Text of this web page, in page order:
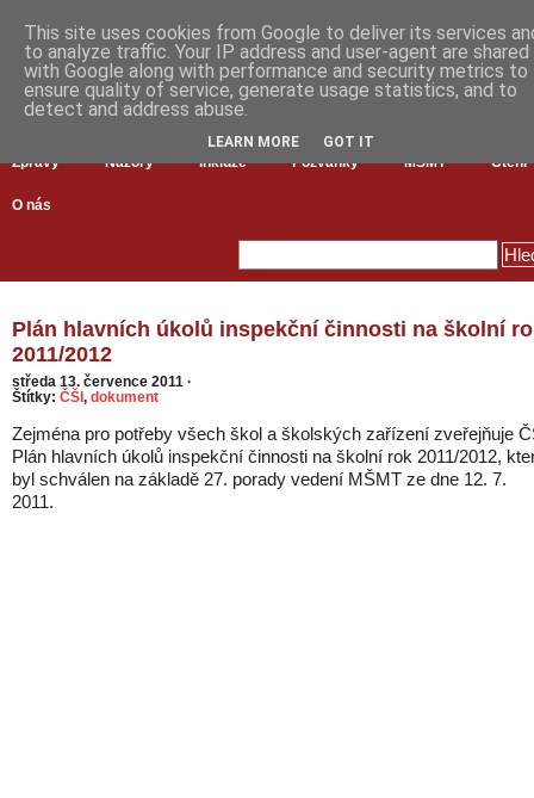
Zprávy Názory Inkluze Pozvánky MŠMT Čtení
O nás
Plán hlavních úkolů inspekční činnosti na školní
2011/2012
středa 13. července 2011 ·
Štítky: ČŠI, dokument
Zejména pro potřeby všech škol a školských zařízení zveřejňuje
Plán hlavních úkolů inspekční činnosti na školní rok 2011/2012,
byl schválen na základě 27. porady vedení MŠMT ze dne 12. 7.
2011.
This site uses cookies from Google to deliver its services
to analyze traffic. Your IP address and user-agent are shared
with Google along with performance and security metrics to
ensure quality of service, generate usage statistics, and to
detect and address abuse.
LEARN MORE GOT IT